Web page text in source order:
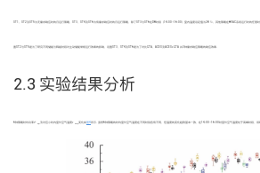
ST1、ST2及ST5为无需求响应时的日运行策略，ST3、ST4及ST6为有需求响应时的日运行策略，除了ST3与ST6在DR时段（14:00—16:00）室内温度设定值为28 ℃，其他策略在HVAC系统运行时的任意
置ST2与ST5是为了研究不同储能与释能时段对主动储能常规运行效果的影响，设置ST3、ST4及ST6是为了对比GTA、ACES及ACES+GTA 共3种需求响应策略的响应效果.
2.3 实验结果分析
6种策略时均功率 P e,m 及对应小时内室外空气温度 out,h 变化如 图4 所示. 虽然6种策略的时均室外空气温度在不同时刻各有不同，但温度的变化趋势基本一致，在14:00—16:00时室外空气温度处于高峰时段，该